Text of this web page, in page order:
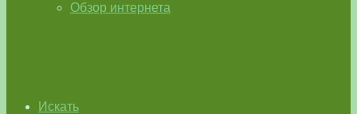
Обзор интернета
Искать